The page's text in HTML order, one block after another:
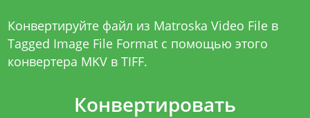
Конвертируйте файл из Matroska Video File в
Tagged Image File Format с помощью этого
конвертера MKV в TIFF.
Конвертировать